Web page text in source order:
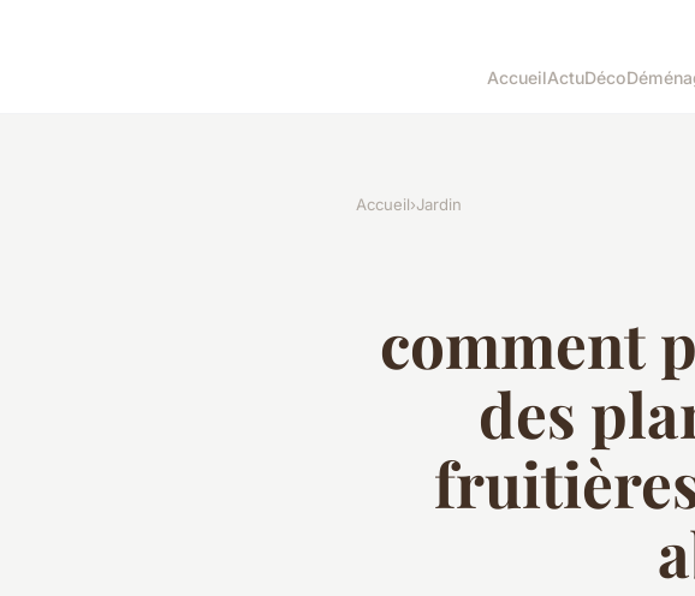
AccueilActuDéco
Accueil›Jardin
comment
des